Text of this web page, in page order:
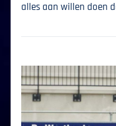
alles aan willen doen